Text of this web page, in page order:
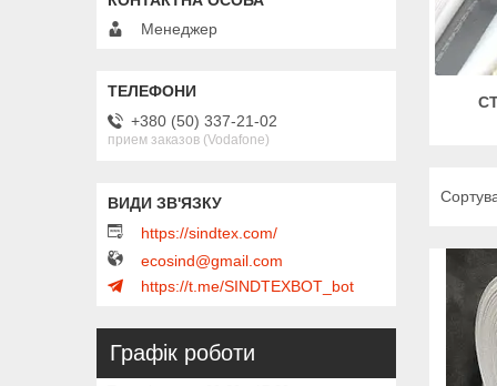
Менеджер
+380 (50) 337-21-02
прием заказов (Vodafone)
https://sindtex.com/
ecosind@gmail.com
https://t.me/SINDTEXBOT_bot
Графік роботи